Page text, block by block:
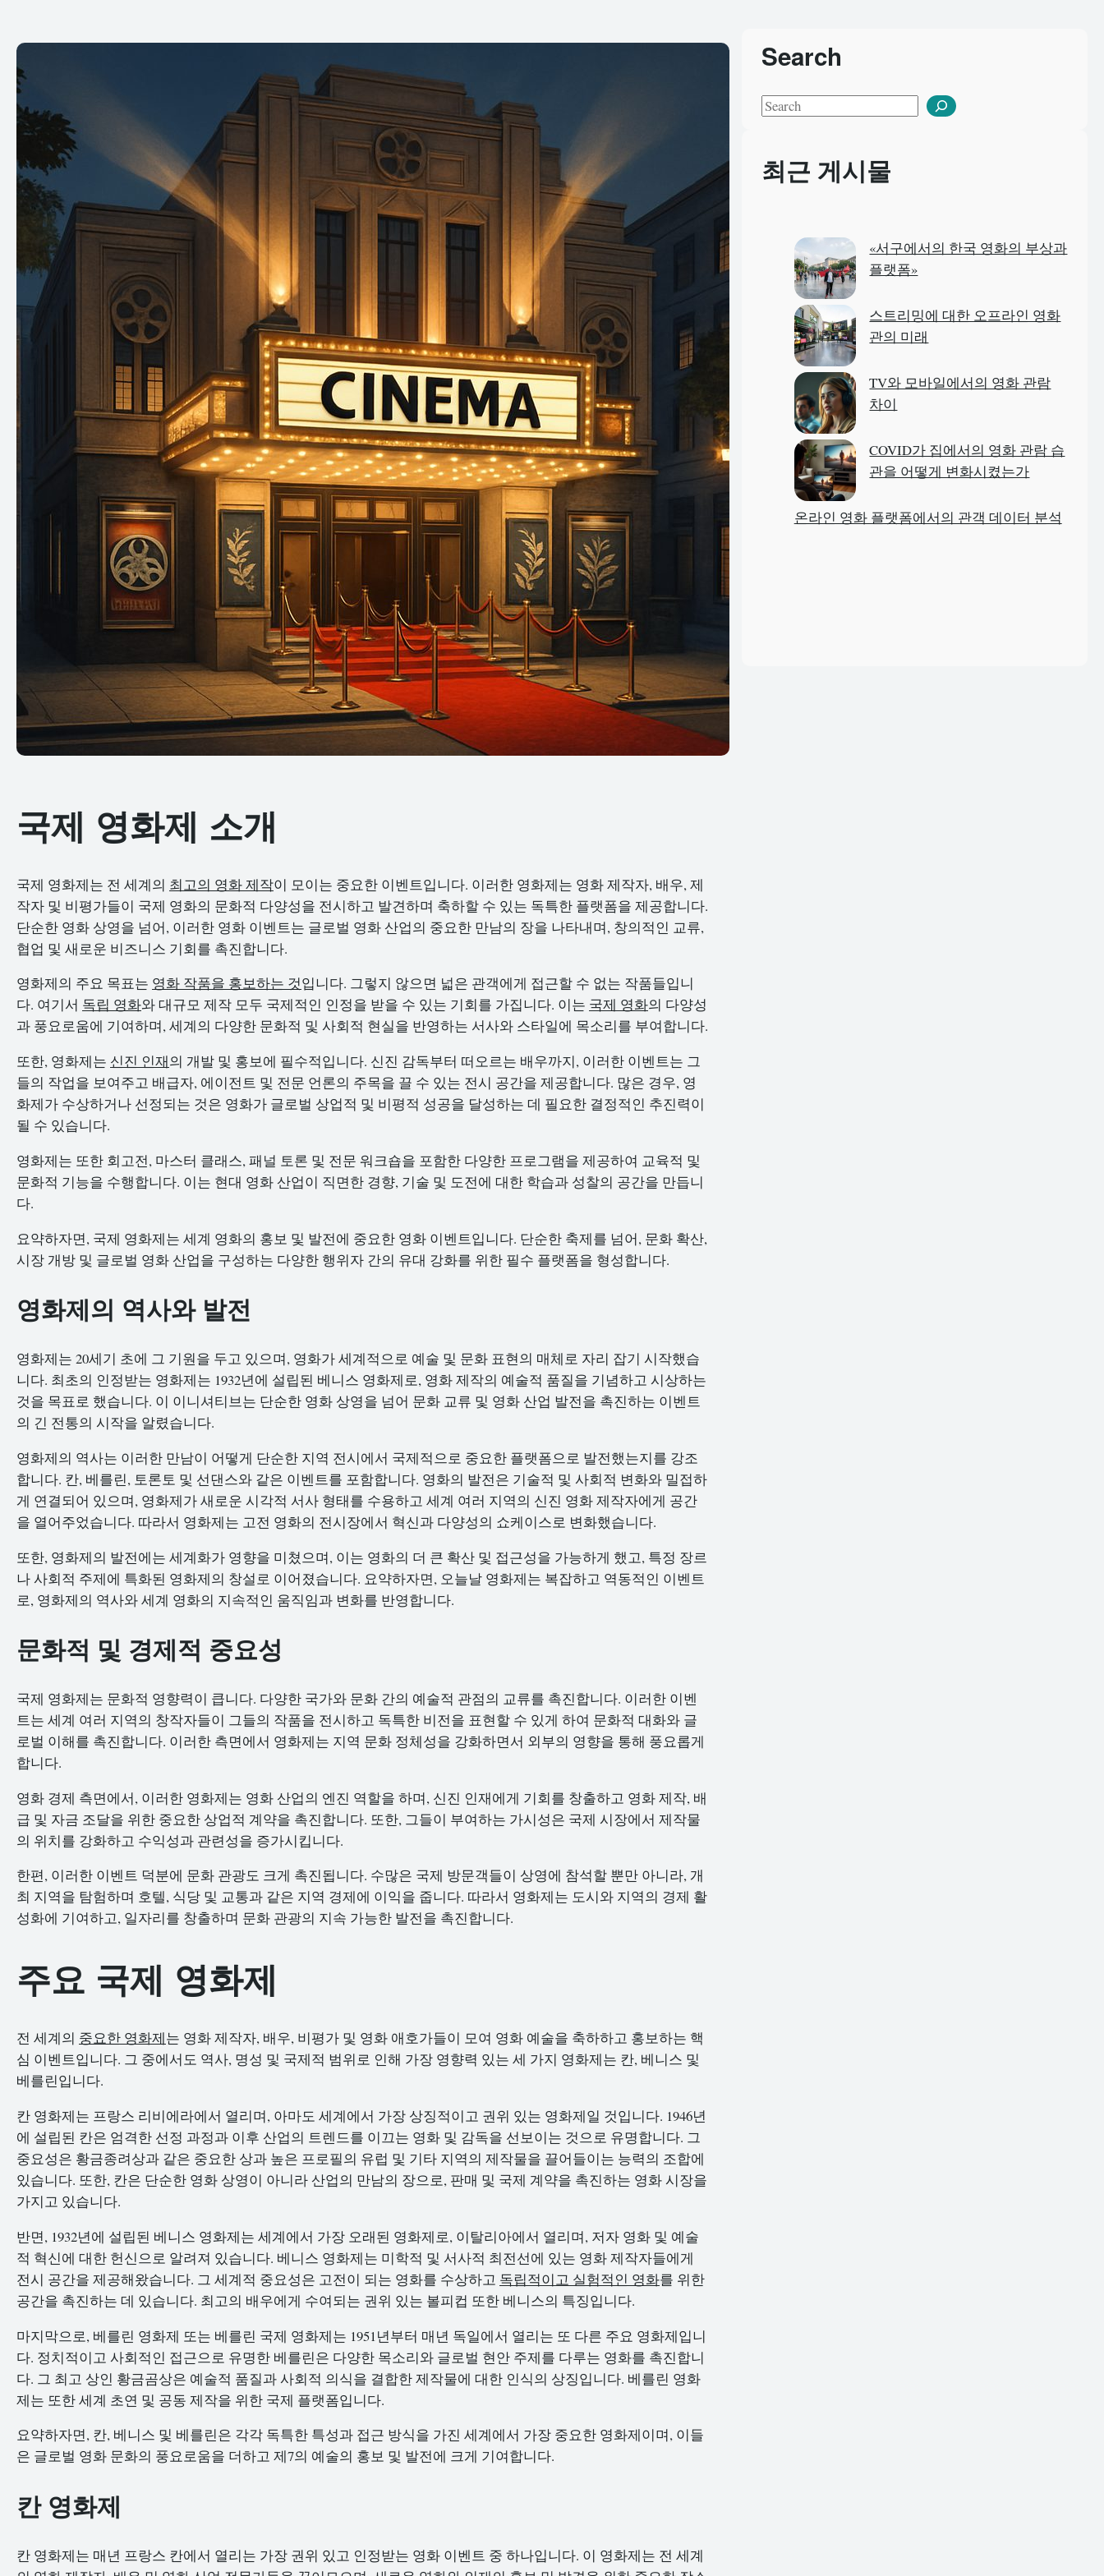
국제 영화제 소개
국제 영화제는 전 세계의 최고의 영화 제작이 모이는 중요한 이벤트입니다. 이러한 영화제는 영화 제작자, 배우, 제
작자 및 비평가들이 국제 영화의 문화적 다양성을 전시하고 발견하며 축하할 수 있는 독특한 플랫폼을 제공합니다.
단순한 영화 상영을 넘어, 이러한 영화 이벤트는 글로벌 영화 산업의 중요한 만남의 장을 나타내며, 창의적인 교류,
협업 및 새로운 비즈니스 기회를 촉진합니다.
영화제의 주요 목표는 영화 작품을 홍보하는 것입니다. 그렇지 않으면 넓은 관객에게 접근할 수 없는 작품들입니
다. 여기서 독립 영화와 대규모 제작 모두 국제적인 인정을 받을 수 있는 기회를 가집니다. 이는 국제 영화의 다양성
과 풍요로움에 기여하며, 세계의 다양한 문화적 및 사회적 현실을 반영하는 서사와 스타일에 목소리를 부여합니다.
또한, 영화제는 신진 인재의 개발 및 홍보에 필수적입니다. 신진 감독부터 떠오르는 배우까지, 이러한 이벤트는 그
들의 작업을 보여주고 배급자, 에이전트 및 전문 언론의 주목을 끌 수 있는 전시 공간을 제공합니다. 많은 경우, 영
화제가 수상하거나 선정되는 것은 영화가 글로벌 상업적 및 비평적 성공을 달성하는 데 필요한 결정적인 추진력이
될 수 있습니다.
영화제는 또한 회고전, 마스터 클래스, 패널 토론 및 전문 워크숍을 포함한 다양한 프로그램을 제공하여 교육적 및
문화적 기능을 수행합니다. 이는 현대 영화 산업이 직면한 경향, 기술 및 도전에 대한 학습과 성찰의 공간을 만듭니
다.
요약하자면, 국제 영화제는 세계 영화의 홍보 및 발전에 중요한 영화 이벤트입니다. 단순한 축제를 넘어, 문화 확산,
시장 개방 및 글로벌 영화 산업을 구성하는 다양한 행위자 간의 유대 강화를 위한 필수 플랫폼을 형성합니다.
영화제의 역사와 발전
영화제는 20세기 초에 그 기원을 두고 있으며, 영화가 세계적으로 예술 및 문화 표현의 매체로 자리 잡기 시작했습
니다. 최초의 인정받는 영화제는 1932년에 설립된 베니스 영화제로, 영화 제작의 예술적 품질을 기념하고 시상하는
것을 목표로 했습니다. 이 이니셔티브는 단순한 영화 상영을 넘어 문화 교류 및 영화 산업 발전을 촉진하는 이벤트
의 긴 전통의 시작을 알렸습니다.
영화제의 역사는 이러한 만남이 어떻게 단순한 지역 전시에서 국제적으로 중요한 플랫폼으로 발전했는지를 강조
합니다. 칸, 베를린, 토론토 및 선댄스와 같은 이벤트를 포함합니다. 영화의 발전은 기술적 및 사회적 변화와 밀접하
게 연결되어 있으며, 영화제가 새로운 시각적 서사 형태를 수용하고 세계 여러 지역의 신진 영화 제작자에게 공간
을 열어주었습니다. 따라서 영화제는 고전 영화의 전시장에서 혁신과 다양성의 쇼케이스로 변화했습니다.
또한, 영화제의 발전에는 세계화가 영향을 미쳤으며, 이는 영화의 더 큰 확산 및 접근성을 가능하게 했고, 특정 장르
나 사회적 주제에 특화된 영화제의 창설로 이어졌습니다. 요약하자면, 오늘날 영화제는 복잡하고 역동적인 이벤트
로, 영화제의 역사와 세계 영화의 지속적인 움직임과 변화를 반영합니다.
문화적 및 경제적 중요성
국제 영화제는 문화적 영향력이 큽니다. 다양한 국가와 문화 간의 예술적 관점의 교류를 촉진합니다. 이러한 이벤
트는 세계 여러 지역의 창작자들이 그들의 작품을 전시하고 독특한 비전을 표현할 수 있게 하여 문화적 대화와 글
로벌 이해를 촉진합니다. 이러한 측면에서 영화제는 지역 문화 정체성을 강화하면서 외부의 영향을 통해 풍요롭게
합니다.
영화 경제 측면에서, 이러한 영화제는 영화 산업의 엔진 역할을 하며, 신진 인재에게 기회를 창출하고 영화 제작, 배
급 및 자금 조달을 위한 중요한 상업적 계약을 촉진합니다. 또한, 그들이 부여하는 가시성은 국제 시장에서 제작물
의 위치를 강화하고 수익성과 관련성을 증가시킵니다.
한편, 이러한 이벤트 덕분에 문화 관광도 크게 촉진됩니다. 수많은 국제 방문객들이 상영에 참석할 뿐만 아니라, 개
최 지역을 탐험하며 호텔, 식당 및 교통과 같은 지역 경제에 이익을 줍니다. 따라서 영화제는 도시와 지역의 경제 활
성화에 기여하고, 일자리를 창출하며 문화 관광의 지속 가능한 발전을 촉진합니다.
주요 국제 영화제
전 세계의 중요한 영화제는 영화 제작자, 배우, 비평가 및 영화 애호가들이 모여 영화 예술을 축하하고 홍보하는 핵
심 이벤트입니다. 그 중에서도 역사, 명성 및 국제적 범위로 인해 가장 영향력 있는 세 가지 영화제는 칸, 베니스 및
베를린입니다.
칸 영화제는 프랑스 리비에라에서 열리며, 아마도 세계에서 가장 상징적이고 권위 있는 영화제일 것입니다. 1946년
에 설립된 칸은 엄격한 선정 과정과 이후 산업의 트렌드를 이끄는 영화 및 감독을 선보이는 것으로 유명합니다. 그
중요성은 황금종려상과 같은 중요한 상과 높은 프로필의 유럽 및 기타 지역의 제작물을 끌어들이는 능력의 조합에
있습니다. 또한, 칸은 단순한 영화 상영이 아니라 산업의 만남의 장으로, 판매 및 국제 계약을 촉진하는 영화 시장을
가지고 있습니다.
반면, 1932년에 설립된 베니스 영화제는 세계에서 가장 오래된 영화제로, 이탈리아에서 열리며, 저자 영화 및 예술
적 혁신에 대한 헌신으로 알려져 있습니다. 베니스 영화제는 미학적 및 서사적 최전선에 있는 영화 제작자들에게
전시 공간을 제공해왔습니다. 그 세계적 중요성은 고전이 되는 영화를 수상하고 독립적이고 실험적인 영화를 위한
공간을 촉진하는 데 있습니다. 최고의 배우에게 수여되는 권위 있는 볼피컵 또한 베니스의 특징입니다.
마지막으로, 베를린 영화제 또는 베를린 국제 영화제는 1951년부터 매년 독일에서 열리는 또 다른 주요 영화제입니
다. 정치적이고 사회적인 접근으로 유명한 베를린은 다양한 목소리와 글로벌 현안 주제를 다루는 영화를 촉진합니
다. 그 최고 상인 황금곰상은 예술적 품질과 사회적 의식을 결합한 제작물에 대한 인식의 상징입니다. 베를린 영화
제는 또한 세계 초연 및 공동 제작을 위한 국제 플랫폼입니다.
요약하자면, 칸, 베니스 및 베를린은 각각 독특한 특성과 접근 방식을 가진 세계에서 가장 중요한 영화제이며, 이들
은 글로벌 영화 문화의 풍요로움을 더하고 제7의 예술의 홍보 및 발전에 크게 기여합니다.
칸 영화제
칸 영화제는 매년 프랑스 칸에서 열리는 가장 권위 있고 인정받는 영화 이벤트 중 하나입니다. 이 영화제는 전 세계
Search
S
r최근 게시물
«서구에서의 한국 영화의 부상과
플랫폼»
스트리밍에 대한 오프라인 영화
관의 미래
TV와 모바일에서의 영화 관람
차이
COVID가 집에서의 영화 관람 습
관을 어떻게 변화시켰는가
온라인 영화 플랫폼에서의 관객 데이터 분석